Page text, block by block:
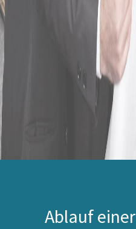
Ablauf einer